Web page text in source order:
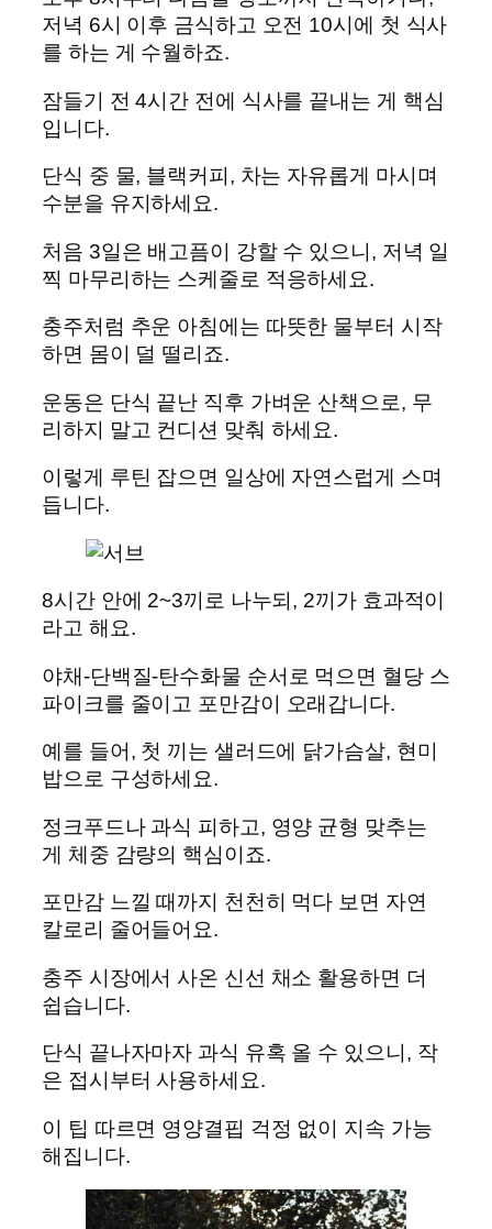
저녁 6시 이후 금식하고 오전 10시에 첫 식사
를 하는 게 수월하죠.
잠들기 전 4시간 전에 식사를 끝내는 게 핵심
입니다.
단식 중 물, 블랙커피, 차는 자유롭게 마시며
수분을 유지하세요.
처음 3일은 배고픔이 강할 수 있으니, 저녁 일
찍 마무리하는 스케줄로 적응하세요.
충주처럼 추운 아침에는 따뜻한 물부터 시작
하면 몸이 덜 떨리죠.
운동은 단식 끝난 직후 가벼운 산책으로, 무
리하지 말고 컨디션 맞춰 하세요.
이렇게 루틴 잡으면 일상에 자연스럽게 스며
듭니다.
8시간 안에 2~3끼로 나누되, 2끼가 효과적이
라고 해요.
야채-단백질-탄수화물 순서로 먹으면 혈당 스
파이크를 줄이고 포만감이 오래갑니다.
예를 들어, 첫 끼는 샐러드에 닭가슴살, 현미
밥으로 구성하세요.
정크푸드나 과식 피하고, 영양 균형 맞추는
게 체중 감량의 핵심이죠.
포만감 느낄 때까지 천천히 먹다 보면 자연
칼로리 줄어들어요.
충주 시장에서 사온 신선 채소 활용하면 더
쉽습니다.
단식 끝나자마자 과식 유혹 올 수 있으니, 작
은 접시부터 사용하세요.
이 팁 따르면 영양결핍 걱정 없이 지속 가능
해집니다.